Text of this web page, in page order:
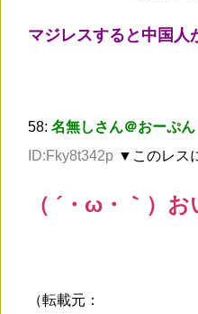
マジレスすると中国人
58: 名無しさん＠おーぷん
ID:Fky8t342p ▼このレス
（ ´・ω・｀）
（転載元：